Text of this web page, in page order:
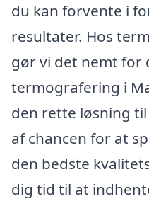
du kan forvente i
resultater. Hos
gør vi det nemt for
termografering i
den rette løsning
af chancen for at
den bedste
dig tid til at